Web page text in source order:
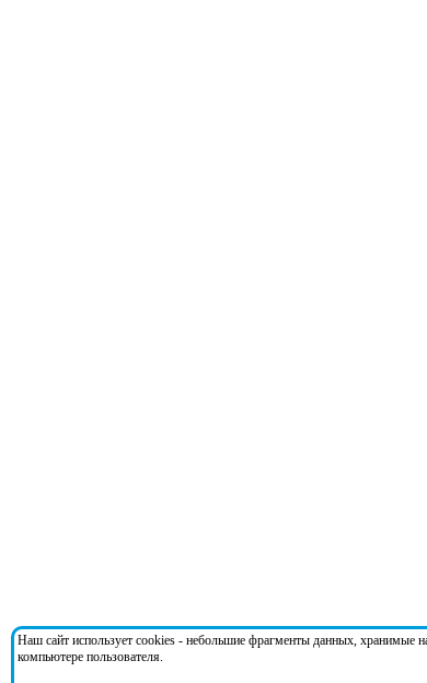
Наш сайт использует cookies - небольшие фрагменты данных, хранимые
компьютере пользователя.